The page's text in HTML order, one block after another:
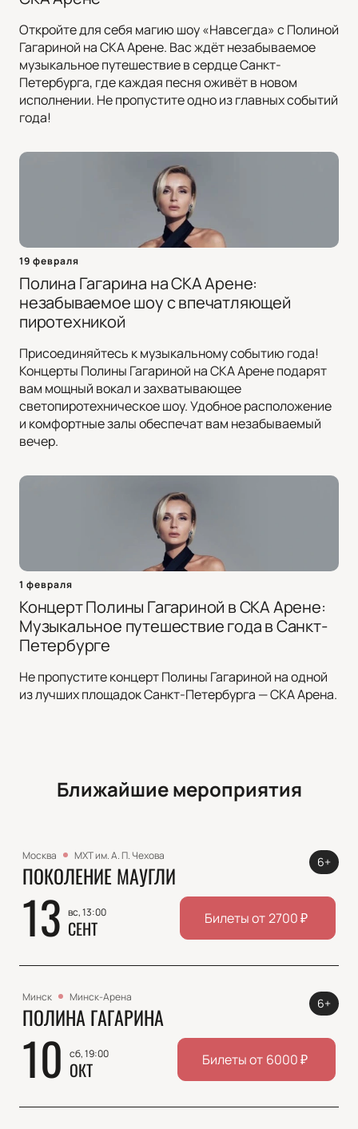
Откройте для себя магию шоу «Навсегда» с Полиной
Гагариной на СКА Арене. Вас ждёт незабываемое
музыкальное путешествие в сердце Санкт-
Петербурга, где каждая песня оживёт в новом
исполнении. Не пропустите одно из главных событий
года!
19 февраля
Полина Гагарина на СКА Арене:
незабываемое шоу с впечатляющей
пиротехникой
Присоединяйтесь к музыкальному событию года!
Концерты Полины Гагариной на СКА Арене подарят
вам мощный вокал и захватывающее
светопиротехническое шоу. Удобное расположение
и комфортные залы обеспечат вам незабываемый
вечер.
1 февраля
Концерт Полины Гагариной в СКА Арене:
Музыкальное путешествие года в Санкт-
Петербурге
Не пропустите концерт Полины Гагариной на одной
из лучших площадок Санкт-Петербурга — СКА Арена.
Ближайшие мероприятия
Москва МХТ им. А. П. Чехова
ПОКОЛЕНИЕ МАУГЛИ
13 вс, 13:00
СЕНТ
6+
Билеты от2700₽
Минск Минск-Арена
ПОЛИНА ГАГАРИНА
10 сб, 19:00
ОКТ
6+
Билеты от 6000₽